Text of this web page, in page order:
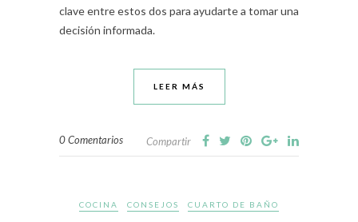
clave entre estos dos para ayudarte a tomar una
decisión informada.
LEER MÁS
0 Comentarios Compartir
COCINA CONSEJOS CUARTO DE BAÑO